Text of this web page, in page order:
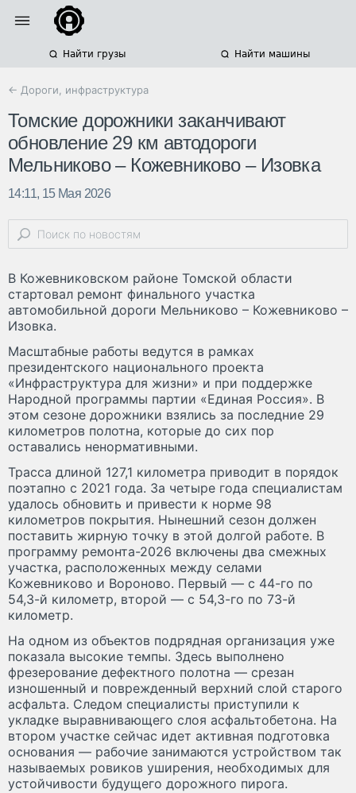
Найти грузы Найти машины
← Дороги, инфраструктура
Томские дорожники заканчивают
обновление 29 км автодороги
Мельниково – Кожевниково – Изовка
14:11, 15 Мая 2026
В Кожевниковском районе Томской области
стартовал ремонт финального участка
автомобильной дороги Мельниково – Кожевниково –
Изовка.
Масштабные работы ведутся в рамках
президентского национального проекта
«Инфраструктура для жизни» и при поддержке
Народной программы партии «Единая Россия». В
этом сезоне дорожники взялись за последние 29
километров полотна, которые до сих пор
оставались ненормативными.
Трасса длиной 127,1 километра приводит в порядок
поэтапно с 2021 года. За четыре года специалистам
удалось обновить и привести к норме 98
километров покрытия. Нынешний сезон должен
поставить жирную точку в этой долгой работе. В
программу ремонта-2026 включены два смежных
участка, расположенных между селами
Кожевниково и Вороново. Первый — с 44-го по
54,3-й километр, второй — с 54,3-го по 73-й
километр.
На одном из объектов подрядная организация уже
показала высокие темпы. Здесь выполнено
фрезерование дефектного полотна — срезан
изношенный и поврежденный верхний слой старого
асфальта. Следом специалисты приступили к
укладке выравнивающего слоя асфальтобетона. На
втором участке сейчас идет активная подготовка
основания — рабочие занимаются устройством так
называемых ровиков уширения, необходимых для
устойчивости будущего дорожного пирога.